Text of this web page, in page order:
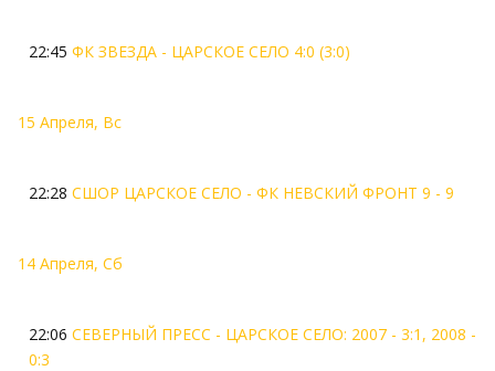
22:45 ФК ЗВЕЗДА - ЦАРСКОЕ СЕЛО 4:0 (3:0)
15 Апреля, Вс
22:28 СШОР ЦАРСКОЕ СЕЛО - ФК НЕВСКИЙ ФРОНТ 9 - 9
14 Апреля, Сб
22:06 СЕВЕРНЫЙ ПРЕСС - ЦАРСКОЕ СЕЛО: 2007 - 3:1, 2008 -
0:3